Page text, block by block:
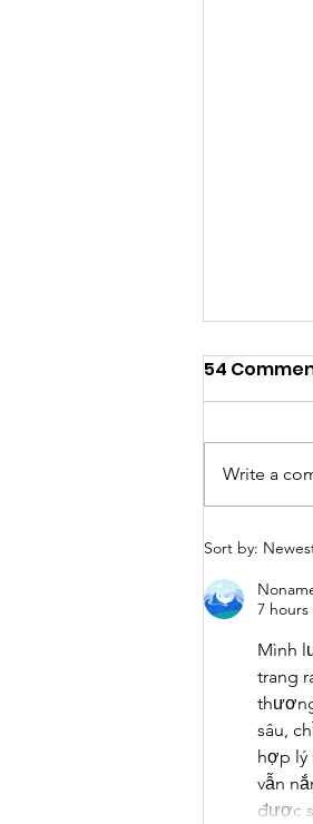
54
Write a
Sort by:
7
Mình
trang
sâu,
hợp lý
vẫn
được